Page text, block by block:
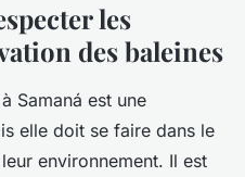
les
des baleines
Samaná est une
elle doit se faire dans le
environnement. Il est